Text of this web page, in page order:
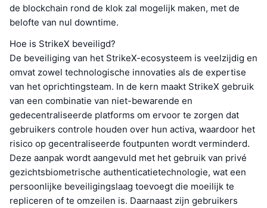
de blockchain rond de klok zal mogelijk maken, met de
belofte van nul downtime.
Hoe is StrikeX beveiligd?
De beveiliging van het StrikeX-ecosysteem is veelzijdig en
omvat zowel technologische innovaties als de expertise
van het oprichtingsteam. In de kern maakt StrikeX gebruik
van een combinatie van niet-bewarende en
gedecentraliseerde platforms om ervoor te zorgen dat
gebruikers controle houden over hun activa, waardoor het
risico op gecentraliseerde foutpunten wordt verminderd.
Deze aanpak wordt aangevuld met het gebruik van privé
gezichtsbiometrische authenticatietechnologie, wat een
persoonlijke beveiligingslaag toevoegt die moeilijk te
repliceren of te omzeilen is. Daarnaast zijn gebruikers